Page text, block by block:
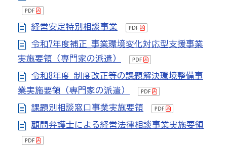
経営安定特別相談事業
令和7年度補正_事業環境変化対応型支援事業
実施要領（専門家の派遣）
令和8年度_制度改正等の課題解決環境整備事
業実施要領（専門家の派遣）
課題別相談窓口事業実施要領
顧問弁護士による経営法律相談事業実施要領
会報「商工かが．のと」
商工会
目的 事業内容 商工会のあゆみ（沿革）
青年部について 女性部について
セミナー・講習会情報
いしかわ商工会のインボイス広報